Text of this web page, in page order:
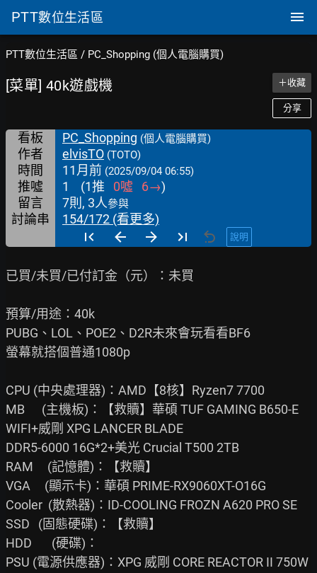
PTT數位生活區
PTT數位生活區 / PC_Shopping (個人電腦購買)
[菜單] 40k遊戲機 ＋收藏
分享
看板 PC_Shopping (個人電腦購買)
作者 elvisTO (TOTO)
時間 11月前 (2025/09/04 06:55)
推噓 1 (1推 0噓 6→)
留言
7則, 3人參與
討論串 154/172 (看更多)
說明
已買/未買/已付訂金（元）：未買
預算/用途：40k
PUBG、LOL、POE2、D2R未來會玩看看BF6
螢幕就搭個普通1080p
CPU (中央處理器)：AMD【8核】Ryzen7 7700
MB      (主機板)：【救贖】華碩 TUF GAMING B650-E
WIFI+威剛 XPG LANCER BLADE
DDR5-6000 16G*2+美光 Crucial T500 2TB
RAM     (記憶體)：【救贖】
VGA     (顯示卡)：華碩 PRIME-RX9060XT-O16G
Cooler  (散熱器)：ID-COOLING FROZN A620 PRO SE
SSD   (固態硬碟)：【救贖】
HDD       (硬碟)：
PSU (電源供應器)：XPG 威剛 CORE REACTOR II 750W